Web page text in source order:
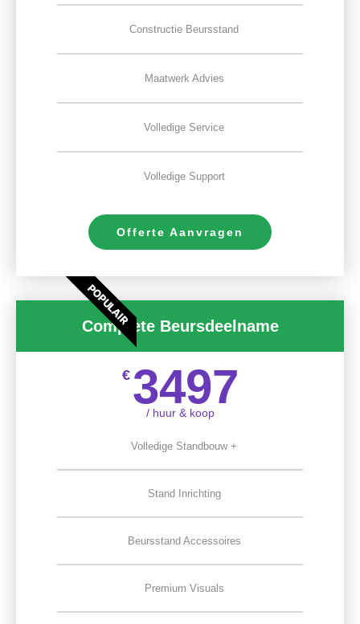
Constructie Beursstand
Maatwerk Advies
Volledige Service
Volledige Support
Offerte Aanvragen
POPULAIR
Complete Beursdeelname
€ 3497
/ huur & koop
Volledige Standbouw +
Stand Inrichting
Beursstand Accessoires
Premium Visuals